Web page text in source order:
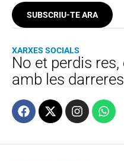
SUBSCRIU-TE ARA
XARXES SOCIALS
No et perdis
amb les